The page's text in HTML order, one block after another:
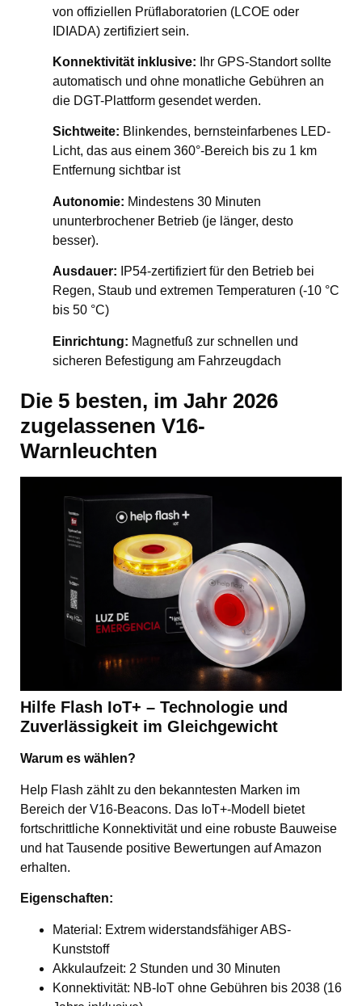
von offiziellen Prüflaboratorien (LCOE oder
IDIADA) zertifiziert sein.
Konnektivität inklusive: Ihr GPS-Standort sollte
automatisch und ohne monatliche Gebühren an
die DGT-Plattform gesendet werden.
Sichtweite: Blinkendes, bernsteinfarbenes LED-
Licht, das aus einem 360°-Bereich bis zu 1 km
Entfernung sichtbar ist
Autonomie: Mindestens 30 Minuten
ununterbrochener Betrieb (je länger, desto
besser).
Ausdauer: IP54-zertifiziert für den Betrieb bei
Regen, Staub und extremen Temperaturen (-10 °C
bis 50 °C)
Einrichtung: Magnetfuß zur schnellen und
sicheren Befestigung am Fahrzeugdach
Die 5 besten, im Jahr 2026
zugelassenen V16-
Warnleuchten
Hilfe Flash IoT+ – Technologie und
Zuverlässigkeit im Gleichgewicht
Warum es wählen?
Help Flash zählt zu den bekanntesten Marken im
Bereich der V16-Beacons. Das IoT+-Modell bietet
fortschrittliche Konnektivität und eine robuste Bauweise
und hat Tausende positive Bewertungen auf Amazon
erhalten.
Eigenschaften:
Material: Extrem widerstandsfähiger ABS-
Kunststoff
Akkulaufzeit: 2 Stunden und 30 Minuten
Konnektivität: NB-IoT ohne Gebühren bis 2038 (16